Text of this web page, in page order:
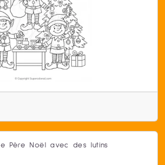
Père Noël avec des lutins